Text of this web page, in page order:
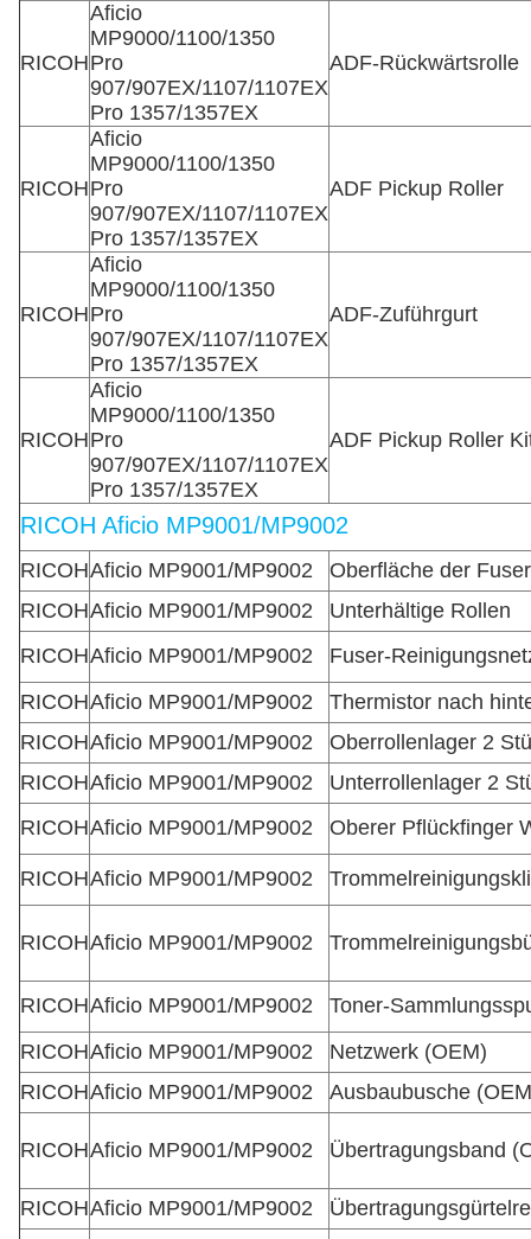
RICOH
Aficio
MP9000/1100/1350
Pro
907/907EX/1107/1107EX
Pro 1357/1357EX
ADF-Rückwärtsrolle
RICOH
Aficio
MP9000/1100/1350
Pro
907/907EX/1107/1107EX
Pro 1357/1357EX
ADF Pickup Roller
RICOH
Aficio
MP9000/1100/1350
Pro
907/907EX/1107/1107EX
Pro 1357/1357EX
ADF-Zuführgurt
RICOH
Aficio
MP9000/1100/1350
Pro
907/907EX/1107/1107EX
Pro 1357/1357EX
ADF Pickup Roller
RICOH Aficio MP9001/MP9002
RICOHAficio MP9001/MP9002
Oberfläche der
RICOHAficio MP9001/MP9002
Unterhältige Rollen
RICOHAficio MP9001/MP9002
Fuser-
RICOHAficio MP9001/MP9002
Thermistor nach
RICOHAficio MP9001/MP9002
Oberrollenlager 2
RICOHAficio MP9001/MP9002
Unterrollenlager 2
RICOHAficio MP9001/MP9002 Oberer Pflückfinger
RICOHAficio MP9001/MP9002
RICOHAficio MP9001/MP9002
RICOHAficio MP9001/MP9002
Toner-
RICOHAficio MP9001/MP9002
Netzwerk (OEM)
RICOHAficio MP9001/MP9002 Ausbaubusche
RICOHAficio MP9001/MP9002 Übertragungsband
RICOHAficio MP9001/MP9002